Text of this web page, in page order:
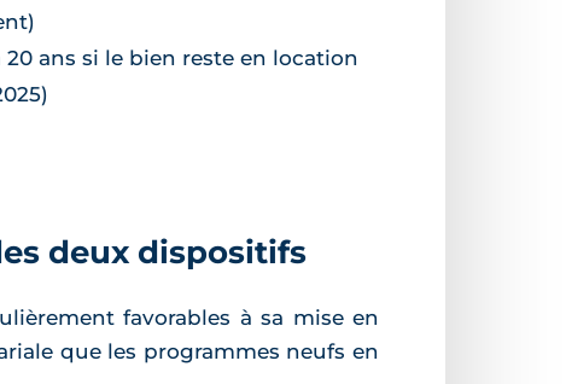
ans si le bien reste en location
deux dispositifs
favorables à sa mise en
que les programmes neufs en